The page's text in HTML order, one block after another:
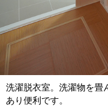
洗濯脱衣室。洗濯物を畳
あり便利です。